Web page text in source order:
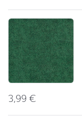
3,99€